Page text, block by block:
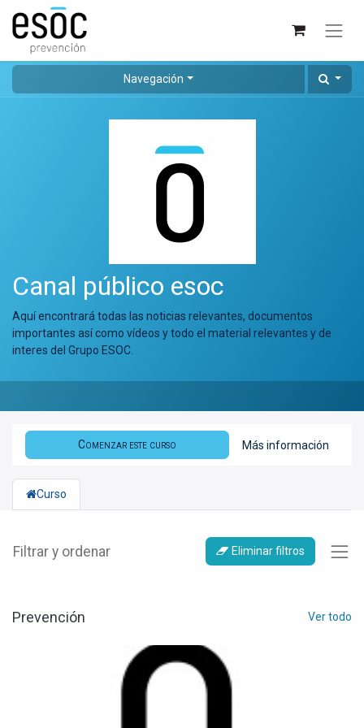
Navegación
Canal público esoc
Aquí encontrará todas las noticias relevantes, documentos
importantes así como vídeos y todo el material relevantes y de
interes del Grupo ESOC.
Comenzar este curso Más información
Curso
Filtrar y ordenar Eliminar filtros
Prevención Ver todo